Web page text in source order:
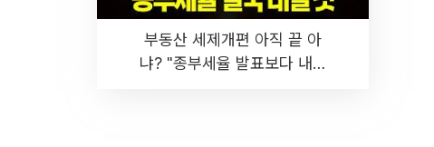
부동산 세제개편 아직 끝 아
냐? "종부세율 발표보다 내릴